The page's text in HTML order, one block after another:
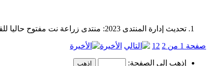
تحديث إدارة المنتدى 2023: منتدى زراعة نت مفتوح حاليا للقراءة فقط، ولا يقبل مشاركات جديدة. يمكنكم استخدام الشريط الظاهر أعلاه للبحث في كافة مواضيع المدوّنة والمنتدى.
صفحة 1 من 2 1 2 الأخيرة
إذهب إلى الصفحة: